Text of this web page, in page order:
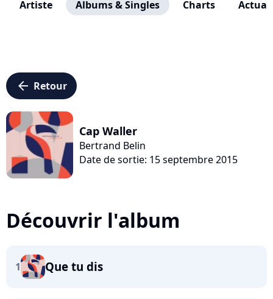
Artiste Albums & Singles Charts
arrow_left Retour
Cap Waller
Bertrand Belin
Date de sortie: 15 septembre 2015
Découvrir l'album
1 Que tu dis